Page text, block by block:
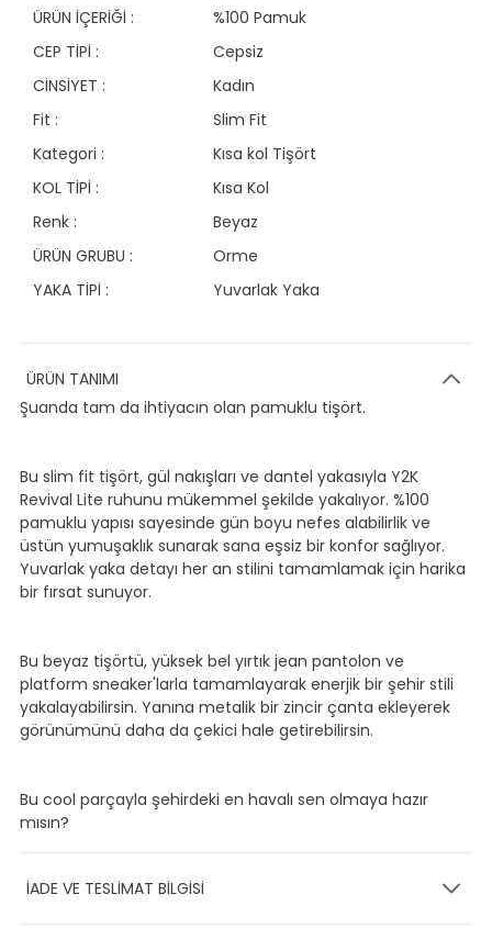
ÜRÜN İÇERİĞİ :
%100 Pamuk
CEP TİPİ :
Cepsiz
CİNSİYET :
Kadın
Fit :
Slim Fit
Kategori :
Kısa kol Tişört
KOL TİPİ :
Kısa Kol
Renk :
Beyaz
ÜRÜN GRUBU :
Orme
YAKA TİPİ :
Yuvarlak Yaka
ÜRÜN TANIMI
Şuanda tam da ihtiyacın olan pamuklu tişört.
Bu slim fit tişört, gül nakışları ve dantel yakasıyla Y2K
Revival Lite ruhunu mükemmel şekilde yakalıyor. %100
pamuklu yapısı sayesinde gün boyu nefes alabilirlik ve
üstün yumuşaklık sunarak sana eşsiz bir konfor sağlıyor.
Yuvarlak yaka detayı her an stilini tamamlamak için harika
bir fırsat sunuyor.
Bu beyaz tişörtü, yüksek bel yırtık jean pantolon ve
platform sneaker'larla tamamlayarak enerjik bir şehir stili
yakalayabilirsin. Yanına metalik bir zincir çanta ekleyerek
görünümünü daha da çekici hale getirebilirsin.
Bu cool parçayla şehirdeki en havalı sen olmaya hazır
mısın?
İADE VE TESLİMAT BİLGİSİ